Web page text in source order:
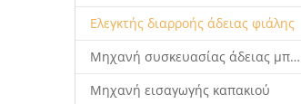
Ελεγκτής διαρροής άδειας φιάλης
Μηχανή συσκευασίας άδειας μπουκαλιού
Μηχανή εισαγωγής καπακιού